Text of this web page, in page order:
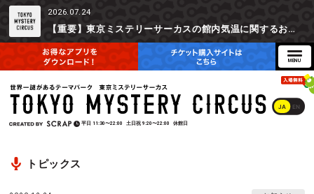
2026.07.24
【重要】東京ミステリーサーカスの館内気温に関するお詫びとご参加辞退時の返金対応について
JA EN
平日 11:30〜22:00 土日祝 9:20〜22:00 休館日
トピックス